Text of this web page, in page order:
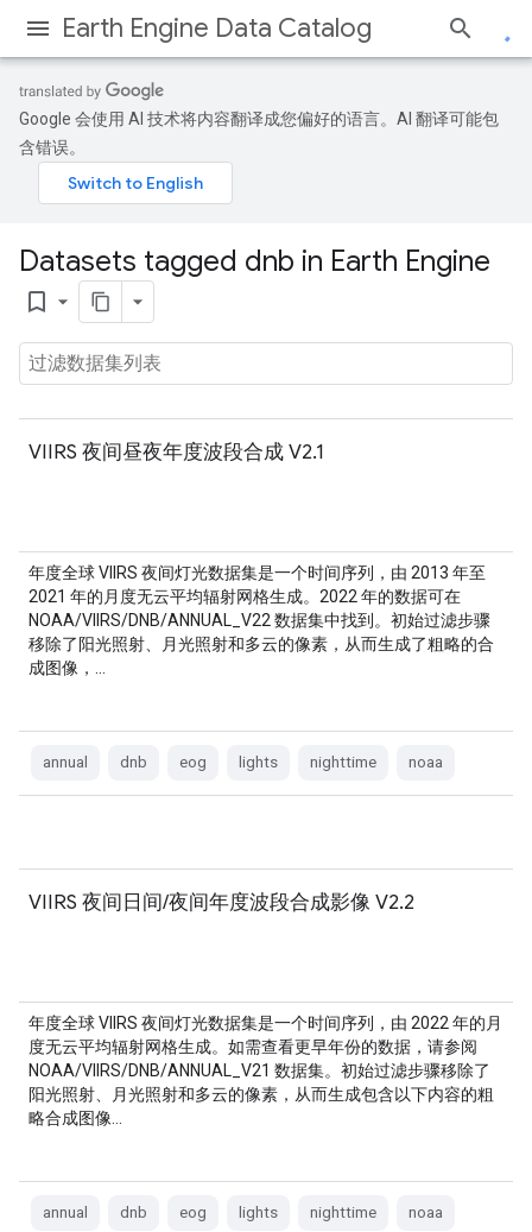
Earth Engine Data Catalog
Google 会使用 AI 技术将内容翻译成您偏好的语言。AI 翻译可能包
含错误。
Datasets tagged dnb in Earth Engine
bookmark_border
VIIRS 夜间昼夜年度波段合成 V2.1
年度全球 VIIRS 夜间灯光数据集是一个时间序列，由 2013 年至
2021 年的月度无云平均辐射网格生成。2022 年的数据可在
NOAA/VIIRS/DNB/ANNUAL_V22 数据集中找到。初始过滤步骤
移除了阳光照射、月光照射和多云的像素，从而生成了粗略的合
成图像，…
annual dnb eog lights nighttime noaa
VIIRS 夜间日间/夜间年度波段合成影像 V2.2
年度全球 VIIRS 夜间灯光数据集是一个时间序列，由 2022 年的月
度无云平均辐射网格生成。如需查看更早年份的数据，请参阅
NOAA/VIIRS/DNB/ANNUAL_V21 数据集。初始过滤步骤移除了
阳光照射、月光照射和多云的像素，从而生成包含以下内容的粗
略合成图像…
annual dnb eog lights nighttime noaa